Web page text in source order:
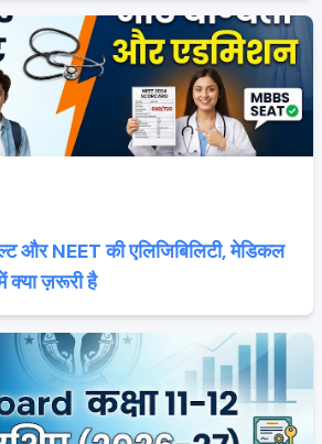
और NEET की एलिजिबिलिटी, मेडिकल
ज़रूरी है